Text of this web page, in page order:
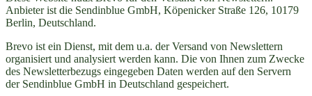
Anbieter ist die Sendinblue GmbH, Köpenicker Straße 126, 10179
Berlin, Deutschland.
Brevo ist ein Dienst, mit dem u.a. der Versand von Newslettern
organisiert und analysiert werden kann. Die von Ihnen zum Zwecke
des Newsletterbezugs eingegeben Daten werden auf den Servern
der Sendinblue GmbH in Deutschland gespeichert.